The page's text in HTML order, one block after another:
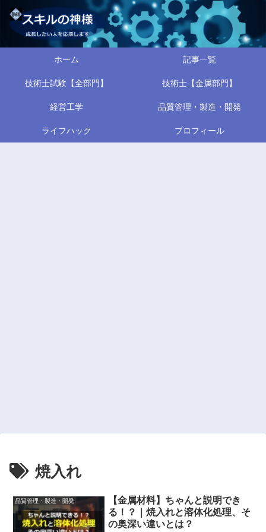
ホーム 記事一覧
技術士試験【全部門】 技術士【金属部門】
経営工学 品質管理・製造・開発
ライフハック プロフィール
焼入れ
品質管理・製造・開発
【金属材料】ちゃんと説明でき
る！？｜焼入れと溶体化処理、そ
の奥深い違いとは？